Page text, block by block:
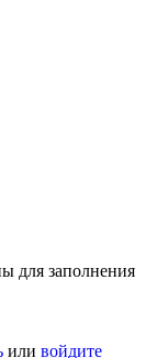
для заполнения
или войдите